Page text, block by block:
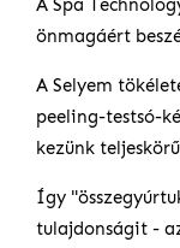
A Spa
önmagáért
A Selyem
peeling-testsó-
kezünk
Így
tulajdonságit -